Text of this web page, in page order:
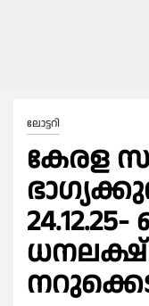
ലോട്ടറി
കേരള